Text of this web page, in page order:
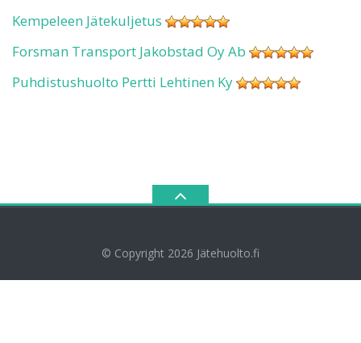
Kempeleen Jätekuljetus
Forsman Transport Jakobstad Oy Ab
Puhdistushuolto Pertti Lehtinen Ky
© Copyright 2026 Jätehuolto.fi